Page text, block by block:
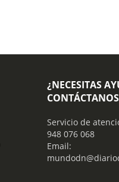
¿NECESITAS
CONTÁCTANOS
Servicio de
948 076 068
Email: